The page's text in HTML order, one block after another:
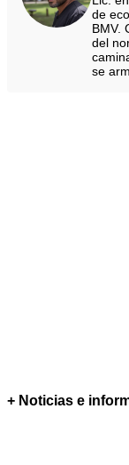
de
BMV.
del
se
+ Noticias e